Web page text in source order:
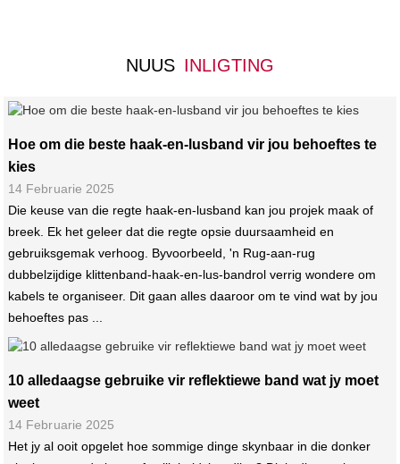
NUUS INLIGTING
Hoe om die beste haak-en-lusband vir jou behoeftes te
kies
14 Februarie 2025
Die keuse van die regte haak-en-lusband kan jou projek maak of
breek. Ek het geleer dat die regte opsie duursaamheid en
gebruiksgemak verhoog. Byvoorbeeld, 'n Rug-aan-rug
dubbelzijdige klittenband-haak-en-lus-bandrol verrig wondere om
kabels te organiseer. Dit gaan alles daaroor om te vind wat by jou
behoeftes pas ...
10 alledaagse gebruike vir reflektiewe band wat jy moet
weet
14 Februarie 2025
Het jy al ooit opgelet hoe sommige dinge skynbaar in die donker